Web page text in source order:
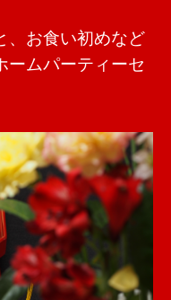
、お食い初めなど
ームパーティーセ